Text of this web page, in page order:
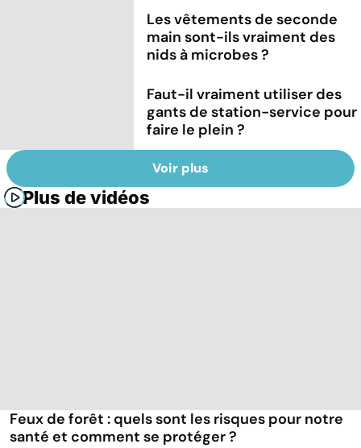
Les vêtements de seconde
main sont-ils vraiment des
nids à microbes ?
Faut-il vraiment utiliser des
gants de station-service pour
faire le plein ?
Voir plus
Plus de vidéos
Feux de forêt : quels sont les risques pour notre
santé et comment se protéger ?